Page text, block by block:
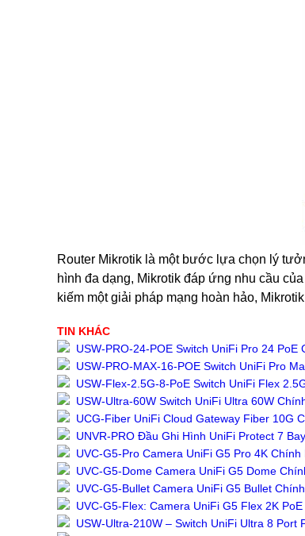
Đầu Thu IMOU
Đầu Thu HIKvison
Đầu Thu Dahua
COMMSCOPE/AMP
Cáp mạng HIKvision
Thẻ Nhớ SanDisk
Thẻ Nhớ Hikvision
Thẻ Nhớ KBT
Thẻ Nhớ Ezviz
Router Mikrotik là một bước lựa chọn lý
hình đa dạng, Mikrotik đáp ứng nhu cầu
kiếm một giải pháp mạng hoàn hảo,
TIN KHÁC
USW-PRO-24-POE Switch UniFi Pro 24 PoE
USW-PRO-MAX-16-POE Switch UniFi Pro
USW-Flex-2.5G-8-PoE Switch UniFi Flex
USW-Ultra-60W Switch UniFi Ultra 60W
UCG-Fiber UniFi Cloud Gateway Fiber 10G
UNVR-PRO Đầu Ghi Hình UniFi Protect 7
UVC-G5-Pro Camera UniFi G5 Pro 4K Chính
UVC-G5-Dome Camera UniFi G5 Dome
UVC-G5-Bullet Camera UniFi G5 Bullet
UVC-G5-Flex: Camera UniFi G5 Flex 2K
USW-Ultra-210W – Switch UniFi Ultra 8